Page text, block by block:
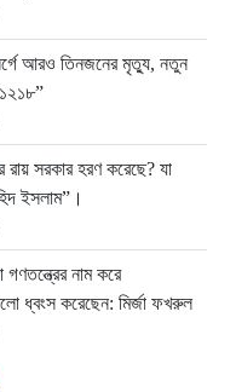
আরও তিনজনের মৃত্যু, নতুন
রায় সরকার হরণ করেছে? যা
ইসলাম”।
গণতন্ত্রের নাম করে
ধ্বংস করেছেন: মির্জা ফখরুল
ভয়াবহ বন্দুক হামলা: দাদা-দাদিসহ